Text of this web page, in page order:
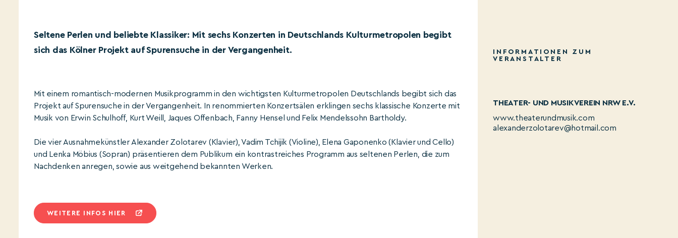
Seltene Perlen und beliebte Klassiker: Mit sechs Konzerten in Deutschlands Kulturmetropolen begibt
sich das Kölner Projekt auf Spurensuche in der Vergangenheit.
Mit einem romantisch-modernen Musikprogramm in den wichtigsten Kulturmetropolen Deutschlands begibt sich das
Projekt auf Spurensuche in der Vergangenheit. In renommierten Konzertsälen erklingen sechs klassische Konzerte mit
Musik von Erwin Schulhoff, Kurt Weill, Jaques Offenbach, Fanny Hensel und Felix Mendelssohn Bartholdy.
Die vier Ausnahmekünstler Alexander Zolotarev (Klavier), Vadim Tchijik (Violine), Elena Gaponenko (Klavier und Cello)
und Lenka Möbius (Sopran) präsentieren dem Publikum ein kontrastreiches Programm aus seltenen Perlen, die zum
Nachdenken anregen, sowie aus weitgehend bekannten Werken.
WEITERE INFOS HIER
INFORMATIONEN ZUM
VERANSTALTER
THEATER- UND MUSIKVEREIN NRW E.V.
www.theaterundmusik.com
alexanderzolotarev@hotmail.com